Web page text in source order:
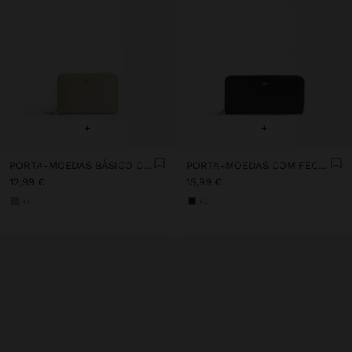
+
PORTA-MOEDAS BÁSICO COM TEXTURA
12,99 €
+
PORTA-MOEDAS COM FECHO DE CORRER
15,99 €